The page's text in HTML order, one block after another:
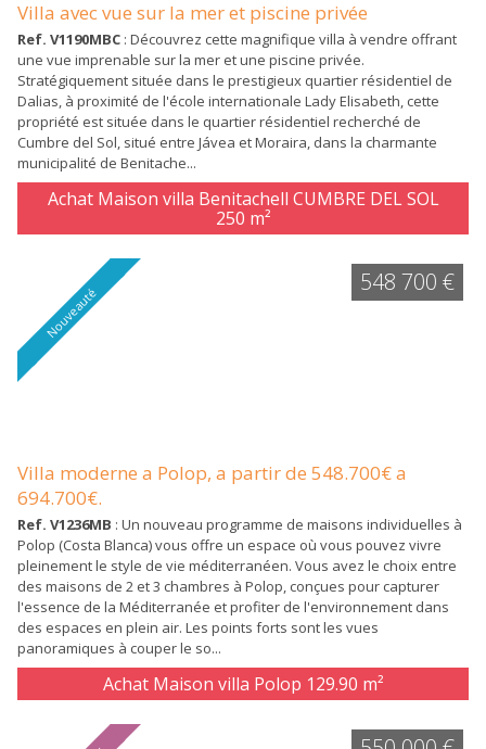
Villa avec vue sur la mer et piscine privée
Ref. V1190MBC : Découvrez cette magnifique villa à vendre offrant
une vue imprenable sur la mer et une piscine privée.
Stratégiquement située dans le prestigieux quartier résidentiel de
Dalias, à proximité de l'école internationale Lady Elisabeth, cette
propriété est située dans le quartier résidentiel recherché de
Cumbre del Sol, situé entre Jávea et Moraira, dans la charmante
municipalité de Benitache...
Achat Maison villa Benitachell CUMBRE DEL SOL
250 m²
Nouveauté
Villa moderne a Polop, a partir de 548.700€ a
694.700€.
Ref. V1236MB : Un nouveau programme de maisons individuelles à
Polop (Costa Blanca) vous offre un espace où vous pouvez vivre
pleinement le style de vie méditerranéen. Vous avez le choix entre
des maisons de 2 et 3 chambres à Polop, conçues pour capturer
l'essence de la Méditerranée et profiter de l'environnement dans
des espaces en plein air. Les points forts sont les vues
panoramiques à couper le so...
Achat Maison villa Polop 129.90 m²
548 700 €